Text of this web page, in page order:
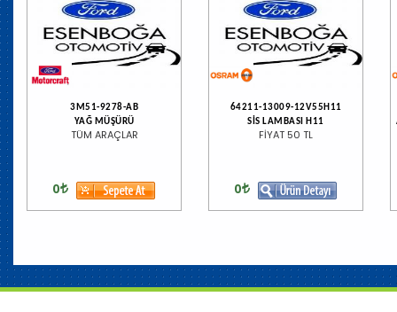
3M51-9278-AB
YAĞ MÜŞÜRÜ
TÜM ARAÇLAR
0
64211-13009-12V55H11
SİS LAMBASI H11
FİYAT 50 TL
0